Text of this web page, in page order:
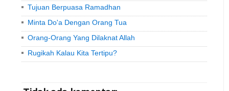
Tujuan Berpuasa Ramadhan
Minta Do'a Dengan Orang Tua
Orang-Orang Yang Dilaknat Allah
Rugikah Kalau Kita Tertipu?